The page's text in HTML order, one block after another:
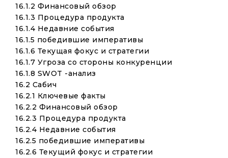
16.1.2 Финансовый обзор
16.1.3 Процедура продукта
16.1.4 Недавние события
16.1.5 победившие императивы
16.1.6 Текущая фокус и стратегии
16.1.7 Угроза со стороны конкуренции
16.1.8 SWOT -анализ
16.2 Сабич
16.2.1 Ключевые факты
16.2.2 Финансовый обзор
16.2.3 Процедура продукта
16.2.4 Недавние события
16.2.5 победившие императивы
16.2.6 Текущий фокус и стратегии